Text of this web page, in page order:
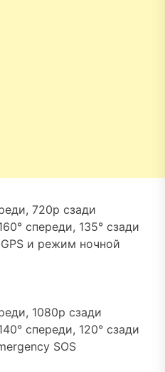
720p сзади
спереди, 135° сзади
и режим ночной
1080p сзади
спереди, 120° сзади
SOS